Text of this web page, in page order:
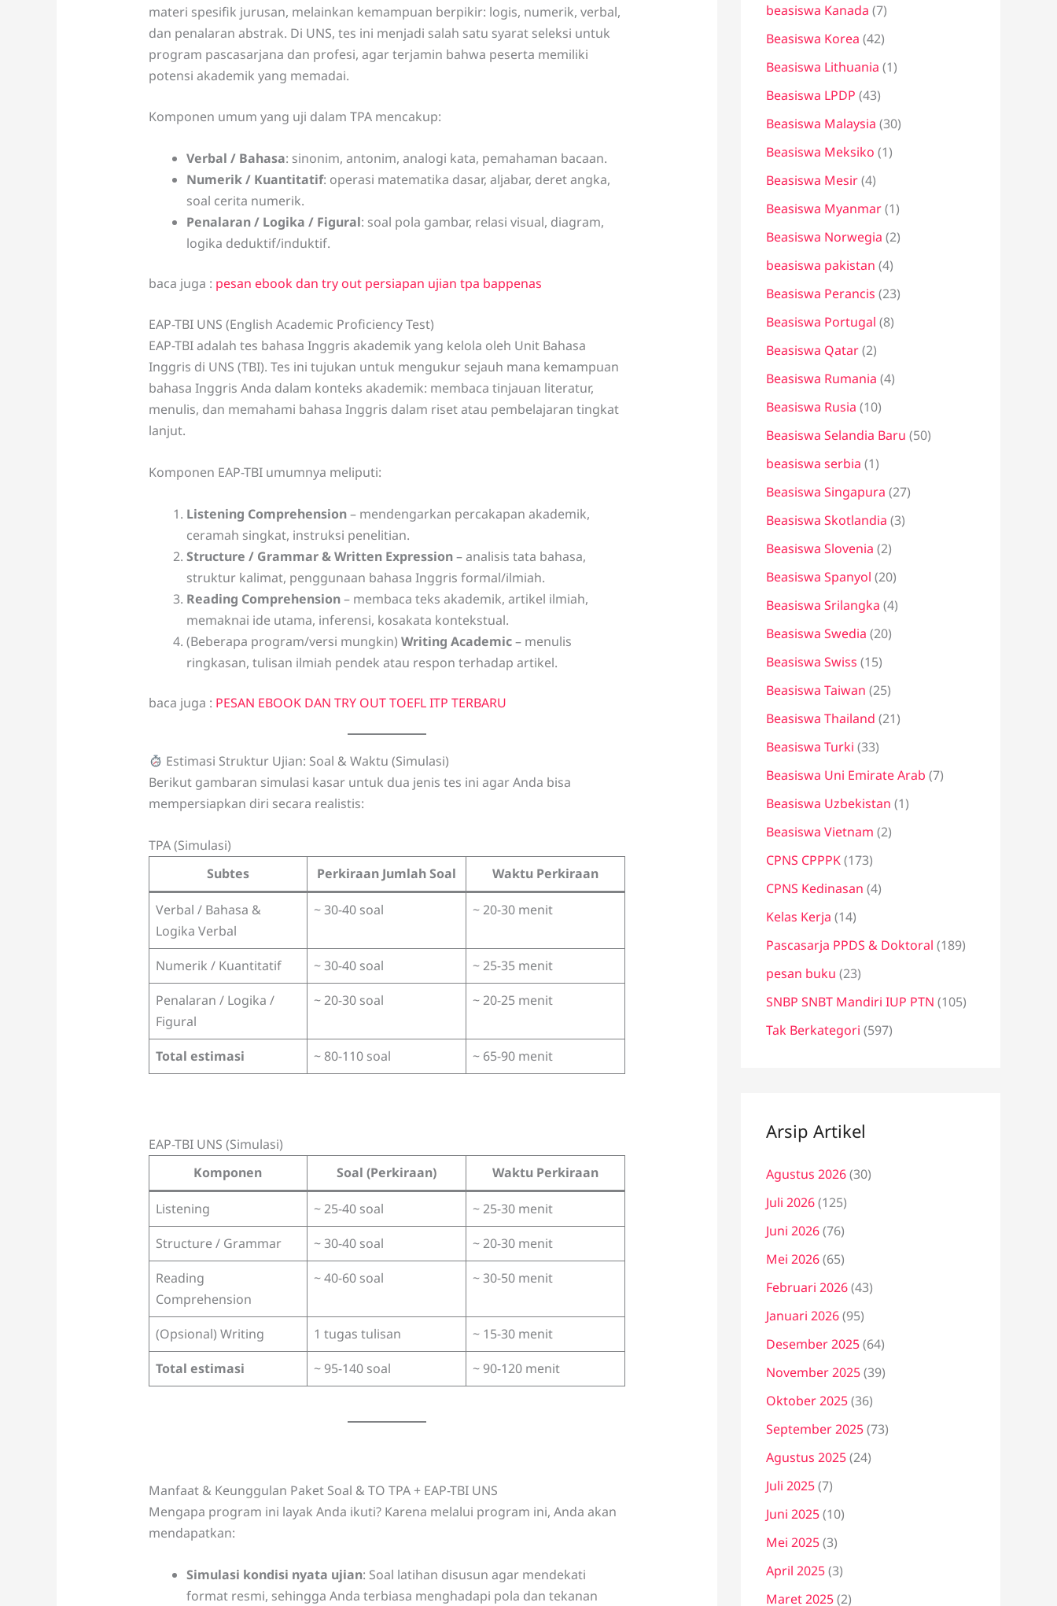
materi spesifik jurusan, melainkan kemampuan berpikir: logis, numerik, verbal,
dan penalaran abstrak. Di UNS, tes ini menjadi salah satu syarat seleksi untuk
program pascasarjana dan profesi, agar terjamin bahwa peserta memiliki
potensi akademik yang memadai.
Komponen umum yang uji dalam TPA mencakup:
Verbal / Bahasa: sinonim, antonim, analogi kata, pemahaman bacaan.
Numerik / Kuantitatif: operasi matematika dasar, aljabar, deret angka,
soal cerita numerik.
Penalaran / Logika / Figural: soal pola gambar, relasi visual, diagram,
logika deduktif/induktif.
baca juga : pesan ebook dan try out persiapan ujian tpa bappenas
EAP-TBI UNS (English Academic Proficiency Test)
EAP-TBI adalah tes bahasa Inggris akademik yang kelola oleh Unit Bahasa
Inggris di UNS (TBI). Tes ini tujukan untuk mengukur sejauh mana kemampuan
bahasa Inggris Anda dalam konteks akademik: membaca tinjauan literatur,
menulis, dan memahami bahasa Inggris dalam riset atau pembelajaran tingkat
lanjut.
Komponen EAP-TBI umumnya meliputi:
Listening Comprehension– mendengarkan percakapan akademik,
ceramah singkat, instruksi penelitian.
Structure / Grammar & Written Expression– analisis tata bahasa,
struktur kalimat, penggunaan bahasa Inggris formal/ilmiah.
Reading Comprehension– membaca teks akademik, artikel ilmiah,
memaknai ide utama, inferensi, kosakata kontekstual.
(Beberapa program/versi mungkin) Writing Academic– menulis
ringkasan, tulisan ilmiah pendek atau respon terhadap artikel.
baca juga : PESAN EBOOK DAN TRY OUT TOEFL ITP TERBARU
Estimasi Struktur Ujian: Soal & Waktu (Simulasi)
Berikut gambaran simulasi kasar untuk dua jenis tes ini agar Anda bisa
mempersiapkan diri secara realistis:
TPA (Simulasi)
Subtes
Perkiraan Jumlah Soal Waktu Perkiraan
Verbal / Bahasa &
Logika Verbal
~ 30-40 soal ~ 20-30 menit
Numerik / Kuantitatif ~ 30-40 soal
~ 25-35 menit
Penalaran / Logika /
Figural
~ 20-30 soal ~ 20-25 menit
Total estimasi ~ 80-110 soal ~ 65-90 menit
EAP-TBI UNS (Simulasi)
Komponen
Soal (Perkiraan) Waktu Perkiraan
Listening ~ 25-40 soal
~ 25-30 menit
Structure / Grammar
~ 30-40 soal
~ 20-30 menit
Reading
Comprehension
~ 40-60 soal ~ 30-50 menit
(Opsional) Writing 1 tugas tulisan
~ 15-30 menit
Total estimasi
~ 95-140 soal ~ 90-120 menit
Manfaat & Keunggulan Paket Soal & TO TPA + EAP-TBI UNS
Mengapa program ini layak Anda ikuti? Karena melalui program ini, Anda akan
mendapatkan:
Simulasi kondisi nyata ujian: Soal latihan disusun agar mendekati
format resmi, sehingga Anda terbiasa menghadapi pola dan tekanan
beasiswa Kanada (7)
Beasiswa Korea (42)
Beasiswa Lithuania (1)
Beasiswa LPDP (43)
Beasiswa Malaysia (30)
Beasiswa Meksiko (1)
Beasiswa Mesir(4)
Beasiswa Myanmar(1)
Beasiswa Norwegia (2)
beasiswa pakistan (4)
Beasiswa Perancis (23)
Beasiswa Portugal (8)
Beasiswa Qatar(2)
Beasiswa Rumania (4)
Beasiswa Rusia (10)
Beasiswa Selandia Baru (50)
beasiswa serbia (1)
Beasiswa Singapura (27)
Beasiswa Skotlandia (3)
Beasiswa Slovenia (2)
Beasiswa Spanyol (20)
Beasiswa Srilangka (4)
Beasiswa Swedia (20)
Beasiswa Swiss (15)
Beasiswa Taiwan (25)
Beasiswa Thailand (21)
Beasiswa Turki (33)
Beasiswa Uni Emirate Arab (7)
Beasiswa Uzbekistan (1)
Beasiswa Vietnam (2)
CPNS CPPPK(173)
CPNS Kedinasan (4)
Kelas Kerja (14)
Pascasarja PPDS & Doktoral (189)
pesan buku (23)
SNBP SNBT Mandiri IUP PTN (105)
Tak Berkategori (597)
Arsip Artikel
Agustus 2026(30)
Juli 2026(125)
Juni 2026(76)
Mei 2026(65)
Februari 2026(43)
Januari 2026(95)
Desember 2025(64)
November 2025(39)
Oktober 2025(36)
September 2025(73)
Agustus 2025(24)
Juli 2025(7)
Juni 2025(10)
Mei 2025(3)
April 2025(3)
Maret 2025(2)